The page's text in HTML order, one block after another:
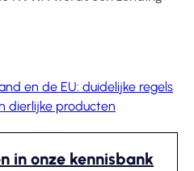
en de EU: duidelijke regels
dierlijke producten
in onze kennisbank